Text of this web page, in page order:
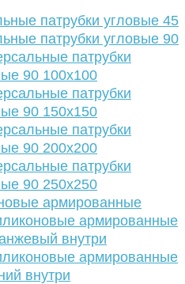
патрубки угловые 45
патрубки угловые 90
патрубки
90 100х100
патрубки
90 150х150
патрубки
90 200х200
патрубки
90 250х250
армированные
армированные
внутри
армированные
внутри